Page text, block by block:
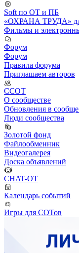
Soft по ОТ и ПБ
«ОХРАНА ТРУДА»
Фильмы и
Форум
Форум
Правила форума
Приглашаем авторов
ССОТ
О сообществе
Обновления в
Люди сообщества
Золотой фонд
Файлообменник
Видеогалерея
Доска объявлений
CHAT-OT
Календарь событий
Игры для СОТов